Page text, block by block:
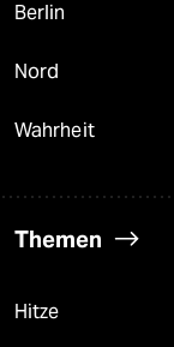
Berlin
Nord
Wahrheit
Themen
Hitze